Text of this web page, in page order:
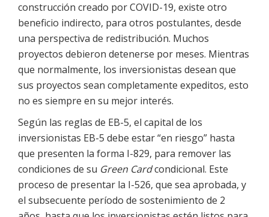
construcción creado por COVID-19, existe otro
beneficio indirecto, para otros postulantes, desde
una perspectiva de redistribución. Muchos
proyectos debieron detenerse por meses. Mientras
que normalmente, los inversionistas desean que
sus proyectos sean completamente expeditos, esto
no es siempre en su mejor interés.
Según las reglas de EB-5, el capital de los
inversionistas EB-5 debe estar “en riesgo” hasta
que presenten la forma I-829, para remover las
condiciones de su Green Cardcondicional. Este
proceso de presentar la I-526, que sea aprobada, y
el subsecuente período de sostenimiento de 2